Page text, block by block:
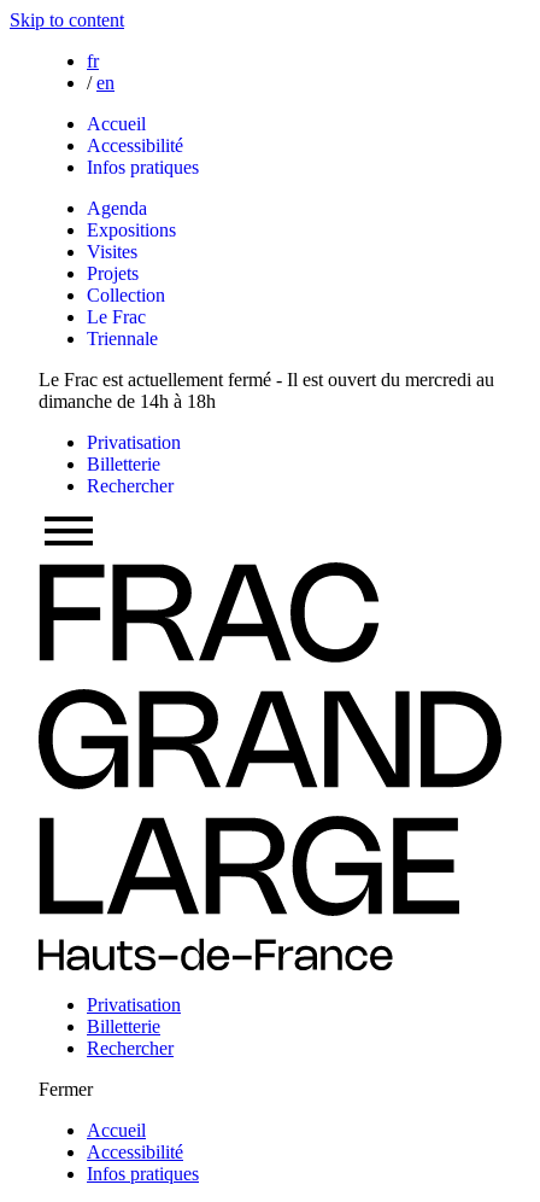
Skip to content
fr
/ en
Accueil
Accessibilité
Infos pratiques
Agenda
Expositions
Visites
Projets
Collection
Le Frac
Triennale
Le Frac est actuellement fermé - Il est ouvert du mercredi au
dimanche de 14h à 18h
Privatisation
Billetterie
Rechercher
Privatisation
Billetterie
Rechercher
Fermer
Accueil
Accessibilité
Infos pratiques